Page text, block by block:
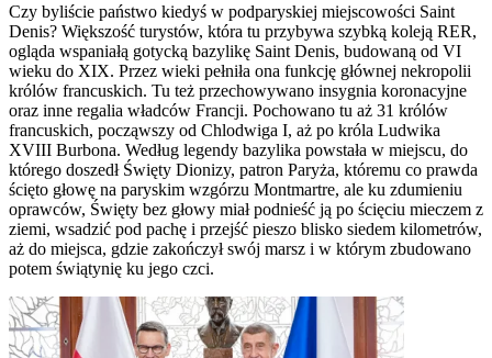
Czy byliście państwo kiedyś w podparyskiej miejscowości Saint
Denis? Większość turystów, która tu przybywa szybką koleją RER,
ogląda wspaniałą gotycką bazylikę Saint Denis, budowaną od VI
wieku do XIX. Przez wieki pełniła ona funkcję głównej nekropolii
królów francuskich. Tu też przechowywano insygnia koronacyjne
oraz inne regalia władców Francji. Pochowano tu aż 31 królów
francuskich, począwszy od Chlodwiga I, aż po króla Ludwika
XVIII Burbona. Według legendy bazylika powstała w miejscu, do
którego doszedł Święty Dionizy, patron Paryża, któremu co prawda
ścięto głowę na paryskim wzgórzu Montmartre, ale ku zdumieniu
oprawców, Święty bez głowy miał podnieść ją po ścięciu mieczem z
ziemi, wsadzić pod pachę i przejść pieszo blisko siedem kilometrów,
aż do miejsca, gdzie zakończył swój marsz i w którym zbudowano
potem świątynię ku jego czci.